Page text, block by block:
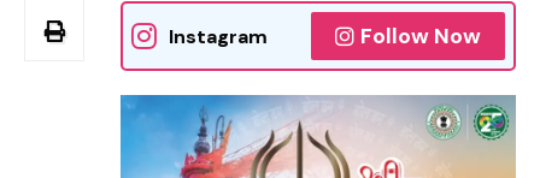
Instagram Follow Now